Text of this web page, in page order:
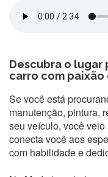
Descubra o
carro com paixão
Se você está
manutenção, pintura,
seu veículo, você
conecta você aos
com habilidade e